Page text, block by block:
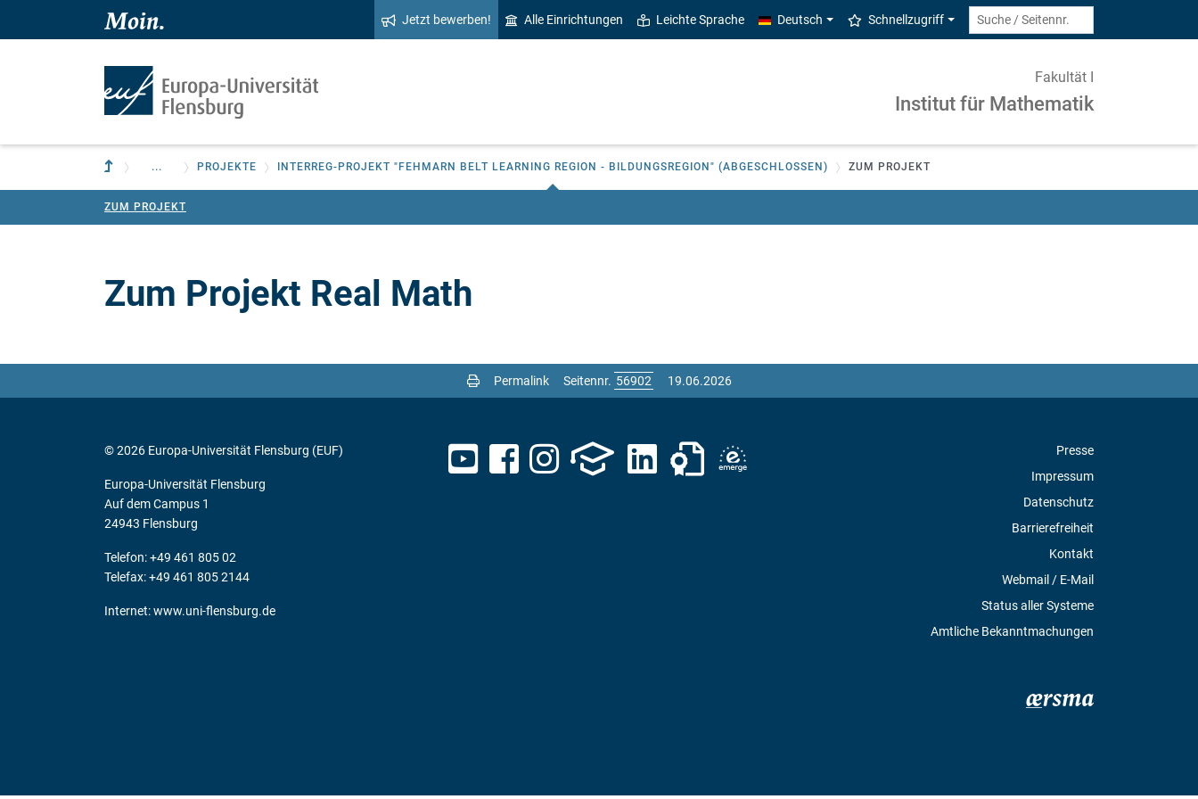
Zum Hauptinhalt springen
Zur Navigation springen
Jetzt bewerben! Alle Einrichtungen Leichte Sprache Deutsch Schnellzugriff
Fakultät I
Institut für Mathematik
Zur übergeordneten Einrichtung
... PROJEKTE INTERREG-PROJEKT "FEHMARN BELT LEARNING REGION - BILDUNGSREGION" (ABGESCHLOSSEN) ZUM PROJEKT
ZUM PROJEKT
Zum Projekt Real Math
Permalink Seitennr. 19.06.2026
Presse
Impressum
Datenschutz
Barrierefreiheit
Kontakt
Webmail / E-Mail
Status aller Systeme
Amtliche Bekanntmachungen
© 2026 Europa-Universität Flensburg (EUF)
Europa-Universität Flensburg
Auf dem Campus 1
24943 Flensburg
Telefon: +49 461 805 02
Telefax: +49 461 805 2144
Internet:www.uni-flensburg.de